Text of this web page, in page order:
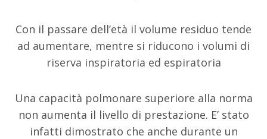
Con il passare dell’età il volume residuo tende
ad aumentare, mentre si riducono i volumi di
riserva inspiratoria ed espiratoria
Una capacità polmonare superiore alla norma
non aumenta il livello di prestazione. E’ stato
infatti dimostrato che anche durante un